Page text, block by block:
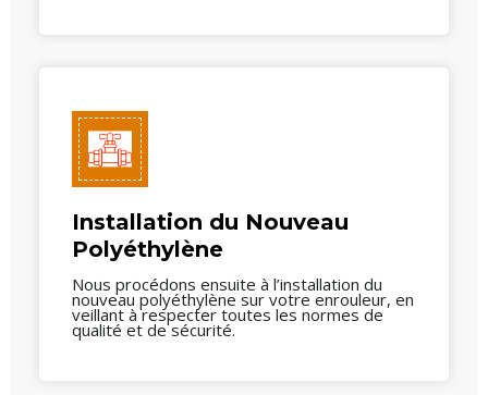
Installation du Nouveau
Polyéthylène
Nous procédons ensuite à l’installation du
nouveau polyéthylène sur votre enrouleur, en
veillant à respecter toutes les normes de
qualité et de sécurité.